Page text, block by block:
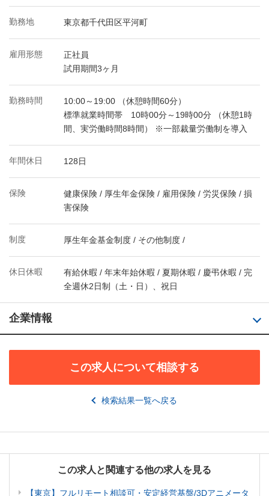
勤務地 東京都千代田区平河町
雇用形態
正社員
試用期間3ヶ月
勤務時間
10:00～19:00 （休憩時間60分）
標準就業時間帯 10時00分～19時00分 （休憩1時
間、実労働時間8時間） ※一部裁量労働制を導入
年間休日 128日
保険
健康保険 / 厚生年金保険 / 雇用保険 / 労災保険 / 損
害保険
制度 厚生年金基金制度 / その他制度 /
休日休暇
有給休暇 / 年末年始休暇 / 夏期休暇 / 慶弔休暇 / 完
全週休2日制（土・日）、祝日
企業情報
この求人について相談する
検索結果一覧へ戻る
この求人と関連する他の求人を見る
【東京】フルリモート相談可・安定経営基盤/3Dアニメータ